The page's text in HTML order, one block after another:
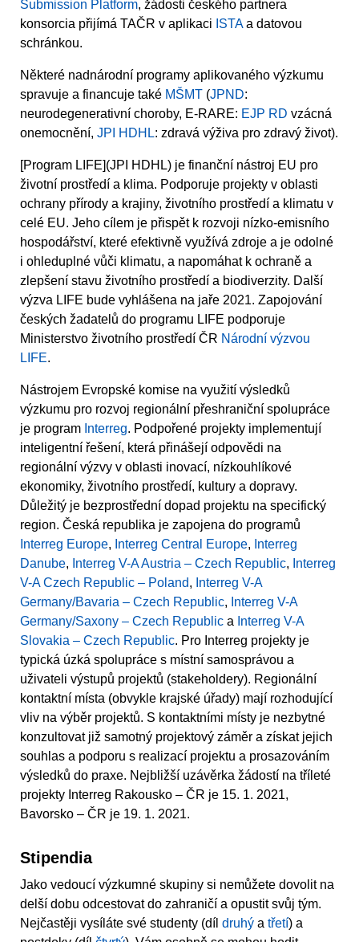
Submission Platform, žádosti českého partnera
konsorcia přijímá TAČR v aplikaci ISTAa datovou
schránkou.
Některé nadnárodní programy aplikovaného výzkumu
spravuje a financuje také MŠMT (JPND:
neurodegenerativní choroby, E-RARE: EJP RD vzácná
onemocnění, JPI HDHL: zdravá výživa pro zdravý život).
[Program LIFE](JPI HDHL) je finanční nástroj EU pro
životní prostředí a klima. Podporuje projekty v oblasti
ochrany přírody a krajiny, životního prostředí a klimatu v
celé EU. Jeho cílem je přispět k rozvoji nízko-emisního
hospodářství, které efektivně využívá zdroje a je odolné
i ohleduplné vůči klimatu, a napomáhat k ochraně a
zlepšení stavu životního prostředí a biodiverzity. Další
výzva LIFE bude vyhlášena na jaře 2021. Zapojování
českých žadatelů do programu LIFE podporuje
Ministerstvo životního prostředí ČR Národní výzvou
LIFE.
Nástrojem Evropské komise na využití výsledků
výzkumu pro rozvoj regionální přeshraniční spolupráce
je program Interreg. Podpořené projekty implementují
inteligentní řešení, která přinášejí odpovědi na
regionální výzvy v oblasti inovací, nízkouhlíkové
ekonomiky, životního prostředí, kultury a dopravy.
Důležitý je bezprostřední dopad projektu na specifický
region. Česká republika je zapojena do programů
Interreg Europe, Interreg Central Europe, Interreg
Danube, Interreg V-A Austria – Czech Republic, Interreg
V-A Czech Republic – Poland, Interreg V-A
Germany/Bavaria – Czech Republic, Interreg V-A
Germany/Saxony – Czech Republic a Interreg V-A
Slovakia – Czech Republic. Pro Interreg projekty je
typická úzká spolupráce s místní samosprávou a
uživateli výstupů projektů (stakeholdery). Regionální
kontaktní místa (obvykle krajské úřady) mají rozhodující
vliv na výběr projektů. S kontaktními místy je nezbytné
konzultovat již samotný projektový záměr a získat jejich
souhlas a podporu s realizací projektu a prosazováním
výsledků do praxe. Nejbližší uzávěrka žádostí na tříleté
projekty Interreg Rakousko – ČR je 15. 1. 2021,
Bavorsko – ČR je 19. 1. 2021.
Stipendia
Jako vedoucí výzkumné skupiny si nemůžete dovolit na
delší dobu odcestovat do zahraničí a opustit svůj tým.
Nejčastěji vysíláte své studenty (díl druhý a třetí) a